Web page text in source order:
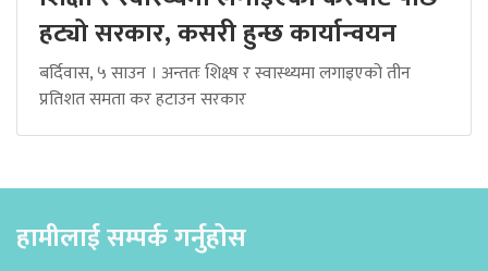
हट्यो सरकार, कसरी हुन्छ कार्यान्वयन
बर्दिवास, ५ साउन । अन्ततः शिक्ष्ष र स्वास्थ्यमा लगाइएको तीन
प्रतिशत समता कर हटाउन सरकार
हामीलाई सम्पर्क गर्नुहोस